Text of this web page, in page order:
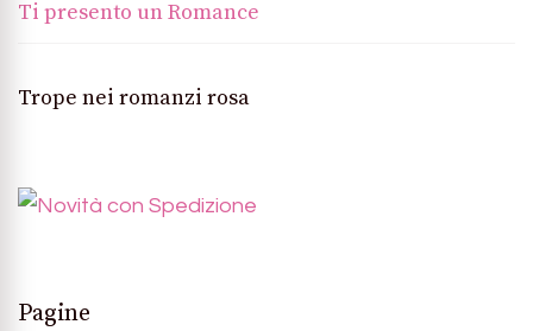
Ti presento un Romance
Trope nei romanzi rosa
Pagine